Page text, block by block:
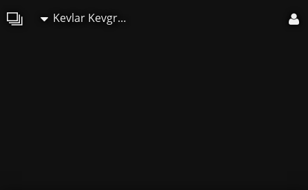
Kevlar Kevgraph